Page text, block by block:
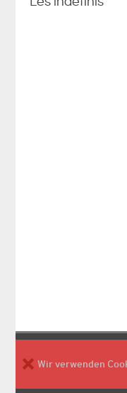
Wir verwenden